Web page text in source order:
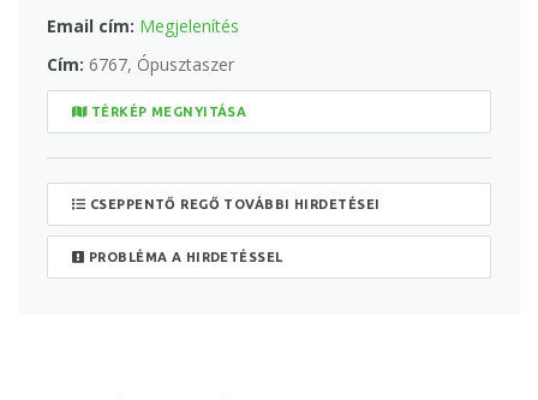
Email cím: Megjelenítés
Cím: 6767, Ópusztaszer
TÉRKÉP MEGNYITÁSA
CSEPPENTŐ REGŐ TOVÁBBI HIRDETÉSEI
PROBLÉMA A HIRDETÉSSEL